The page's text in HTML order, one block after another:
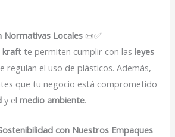
Normativas Locales 📜✅
kraft te permiten cumplir con lasleyes
regulan el uso de plásticos. Además,
que tu negocio está comprometido
y elmedio ambiente.
con Nuestros Empaques